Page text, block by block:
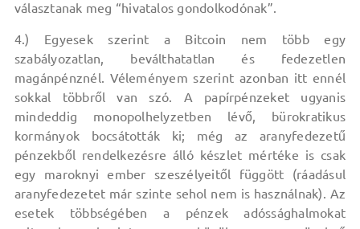
választanak meg “hivatalos gondolkodónak”.
4.) Egyesek szerint a Bitcoin nem több egy
szabályozatlan, beválthatatlan és fedezetlen
magánpénznél. Véleményem szerint azonban itt ennél
sokkal többről van szó. A papírpénzeket ugyanis
mindeddig monopolhelyzetben lévő, bürokratikus
kormányok bocsátották ki; még az aranyfedezetű
pénzekből rendelkezésre álló készlet mértéke is csak
egy maroknyi ember szeszélyeitől függött (ráadásul
aranyfedezetet már szinte sehol nem is használnak). Az
esetek többségében a pénzek adóssághalmokat